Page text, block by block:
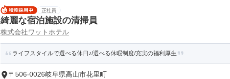
正社員
綺麗な宿泊施設の清掃員
株式会社ワットホテル
ライフスタイルで選べる休日♪/選べる休暇制度/充実の福利厚生
〒506-0026岐阜県高山市花里町